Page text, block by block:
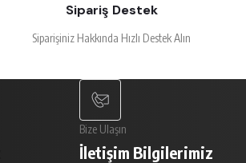
Sipariş Destek
Siparişiniz Hakkında Hızlı Destek Alın
Bize Ulaşın
İletişim Bilgilerimiz